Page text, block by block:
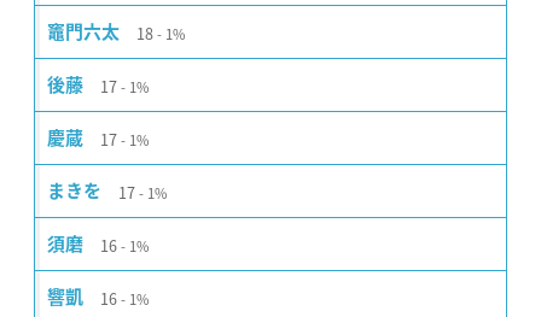
竈門六太 18 1%
後藤 17 1%
慶蔵 17 1%
まきを 17 1%
須磨 16 1%
響凱 16 1%